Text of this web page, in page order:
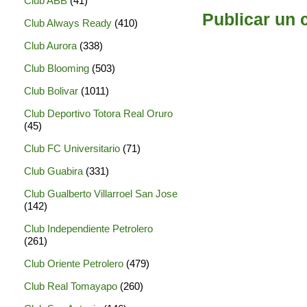
Publicar un
Club Always Ready (410)
Club Aurora (338)
Club Blooming (503)
Club Bolivar (1011)
Club Deportivo Totora Real Oruro
(45)
Club FC Universitario (71)
Club Guabira (331)
Club Gualberto Villarroel San Jose
(142)
Club Independiente Petrolero
(261)
Club Oriente Petrolero (479)
Club Real Tomayapo (260)